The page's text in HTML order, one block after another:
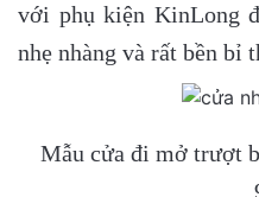
với phụ kiện KinLong
nhẹ nhàng và rất bền bỉ
Mẫu cửa đi mở trượt